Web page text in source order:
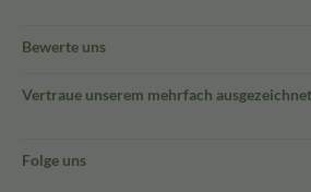
Bewerte uns
Vertraue unserem mehrfach
Folge uns